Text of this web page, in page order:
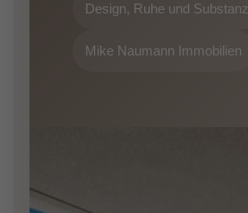
Design, Ruhe und Substanz
Mike Naumann Immobilien